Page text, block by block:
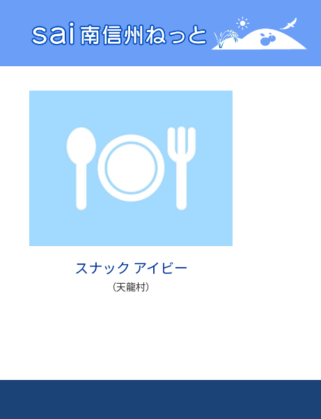
スナック アイビー
（天龍村）